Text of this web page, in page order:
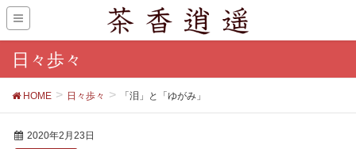
日々歩々
HOME 日々歩々 「泪」と「ゆがみ」
2020年2月23日